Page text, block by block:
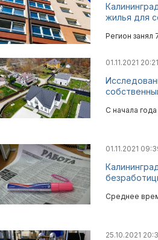
жилья для
Регион занял
01.11.2021 20:21
С начала
01.11.2021
Среднее
25.10.2021